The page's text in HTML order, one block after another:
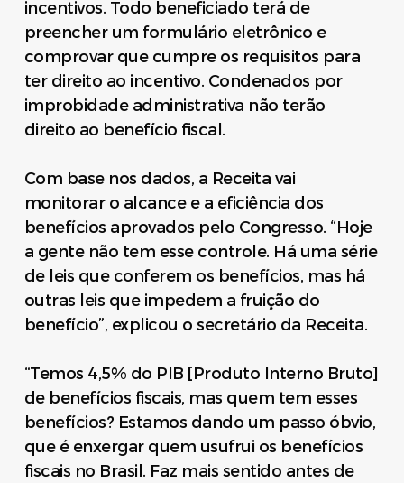
incentivos. Todo beneficiado terá de
preencher um formulário eletrônico e
comprovar que cumpre os requisitos para
ter direito ao incentivo. Condenados por
improbidade administrativa não terão
direito ao benefício fiscal.
Com base nos dados, a Receita vai
monitorar o alcance e a eficiência dos
benefícios aprovados pelo Congresso. “Hoje
a gente não tem esse controle. Há uma série
de leis que conferem os benefícios, mas há
outras leis que impedem a fruição do
benefício”, explicou o secretário da Receita.
“Temos 4,5% do PIB [Produto Interno Bruto]
de benefícios fiscais, mas quem tem esses
benefícios? Estamos dando um passo óbvio,
que é enxergar quem usufrui os benefícios
fiscais no Brasil. Faz mais sentido antes de